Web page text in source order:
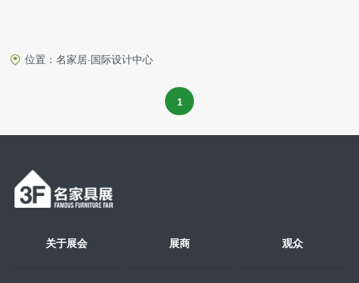
位置：名家居·国际设计中心
1
关于展会 展商 观众